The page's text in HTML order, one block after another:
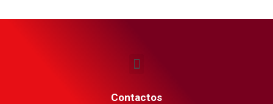
Contactos